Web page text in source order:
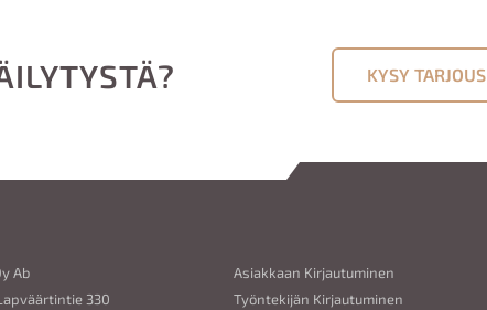
KYSY TARJOUS
Ab
330
Asiakkaan Kirjautuminen
Työntekijän Kirjautuminen